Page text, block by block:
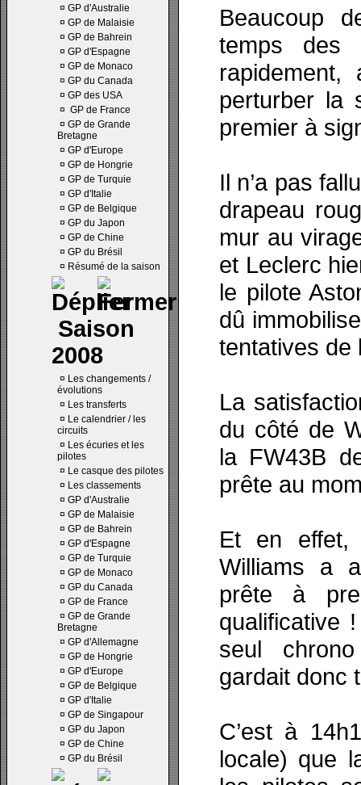
¤ GP d'Australie
¤ GP de Malaisie
¤ GP de Bahrein
¤ GP d'Espagne
¤ GP de Monaco
¤ GP du Canada
¤ GP des USA
¤ GP de France
¤ GP de Grande
Bretagne
¤ GP d'Europe
¤ GP de Hongrie
¤ GP de Turquie
¤ GP d'Italie
¤ GP de Belgique
¤ GP du Japon
¤ GP de Chine
¤ GP du Brésil
¤ Résumé de la saison
Saison
2008
¤ Les changements /
évolutions
¤ Les transferts
¤ Le calendrier / les
circuits
¤ Les écuries et les
pilotes
¤ Le casque des pilotes
¤ Les classements
¤ GP d'Australie
¤ GP de Malaisie
¤ GP de Bahrein
¤ GP d'Espagne
¤ GP de Turquie
¤ GP de Monaco
¤ GP du Canada
¤ GP de France
¤ GP de Grande
Bretagne
¤ GP d'Allemagne
¤ GP de Hongrie
¤ GP d'Europe
¤ GP de Belgique
¤ GP d'Italie
¤ GP de Singapour
¤ GP du Japon
¤ GP de Chine
¤ GP du Brésil
Beaucoup
temps des
perturber la
premier à
Il n’a pas
drapeau
mur au
et Leclerc
le pilote
dû
tentatives de
La
du côté de
la FW43B
prête au
Et en effet,
Williams a
prête à
qualificative
seul
gardait donc
C’est à
locale) que